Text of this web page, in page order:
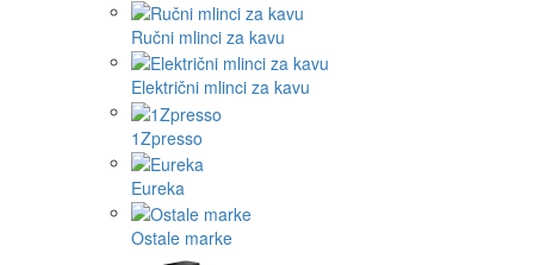
Ručni mlinci za kavu
Električni mlinci za kavu
1Zpresso
Eureka
Ostale marke